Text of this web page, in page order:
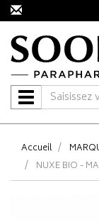
Navigation
Accueil
NUXE BIO -